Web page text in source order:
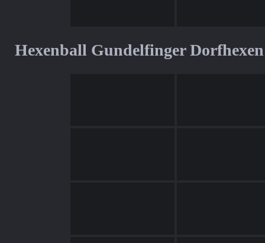
Hexenball Gundelfinger Dorfhexen